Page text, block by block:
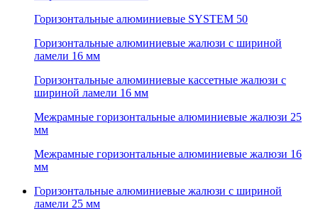
Горизонтальные алюминиевые SYSTEM 50
Горизонтальные алюминиевые жалюзи с шириной
ламели 16 мм
Горизонтальные алюминиевые кассетные жалюзи с
шириной ламели 16 мм
Межрамные горизонтальные алюминиевые жалюзи 25
мм
Межрамные горизонтальные алюминиевые жалюзи 16
мм
Горизонтальные алюминиевые жалюзи с шириной
ламели 25 мм